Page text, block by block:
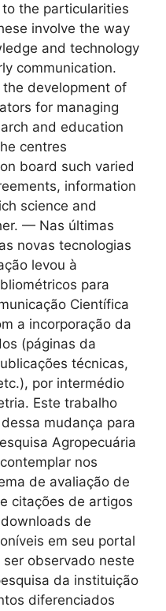
the particularities
involve the way
and technology
communication.
development of
for managing
and education
centres
board such varied
information
science and
— Nas últimas
novas tecnologias
levou à
para
Científica
a incorporação da
(páginas da
técnicas,
por intermédio
Este trabalho
mudança para
Agropecuária
nos
de avaliação de
citações de artigos
de
em seu portal
observado neste
da instituição
diferenciados